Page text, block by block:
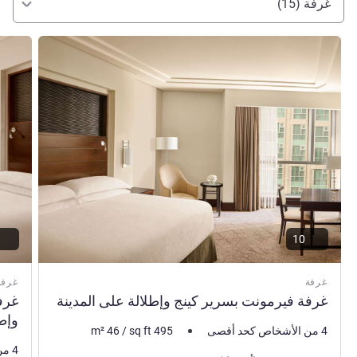
غرفة (15)
غرفة
غرفة فيرمونت بسرير كينج وإطلالة على المدينة
راجع التفاصيل
4 من الأشخاص كحد أقصى m²46/sq ft 495
راجع
4 من الأشخاص كحد أقصى